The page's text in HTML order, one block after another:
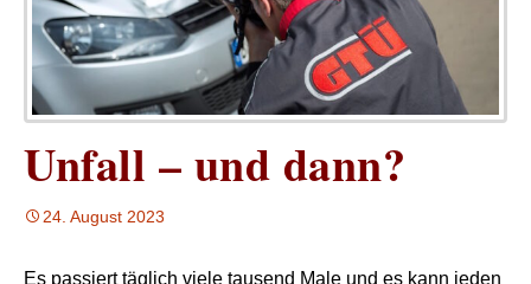
Unfall – und dann?
24. August 2023
Es passiert täglich viele tausend Male und es kann jeden